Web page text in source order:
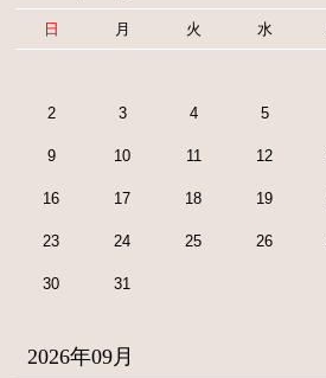
日 月 火 水
2 3 4 5
9 10 11 12
16 17 18 19
23 24 25 26
30 31
2026年09月